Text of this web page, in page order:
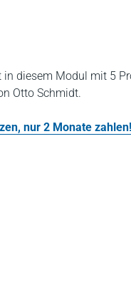
diesem Modul mit 5
Otto Schmidt.
nur 2 Monate